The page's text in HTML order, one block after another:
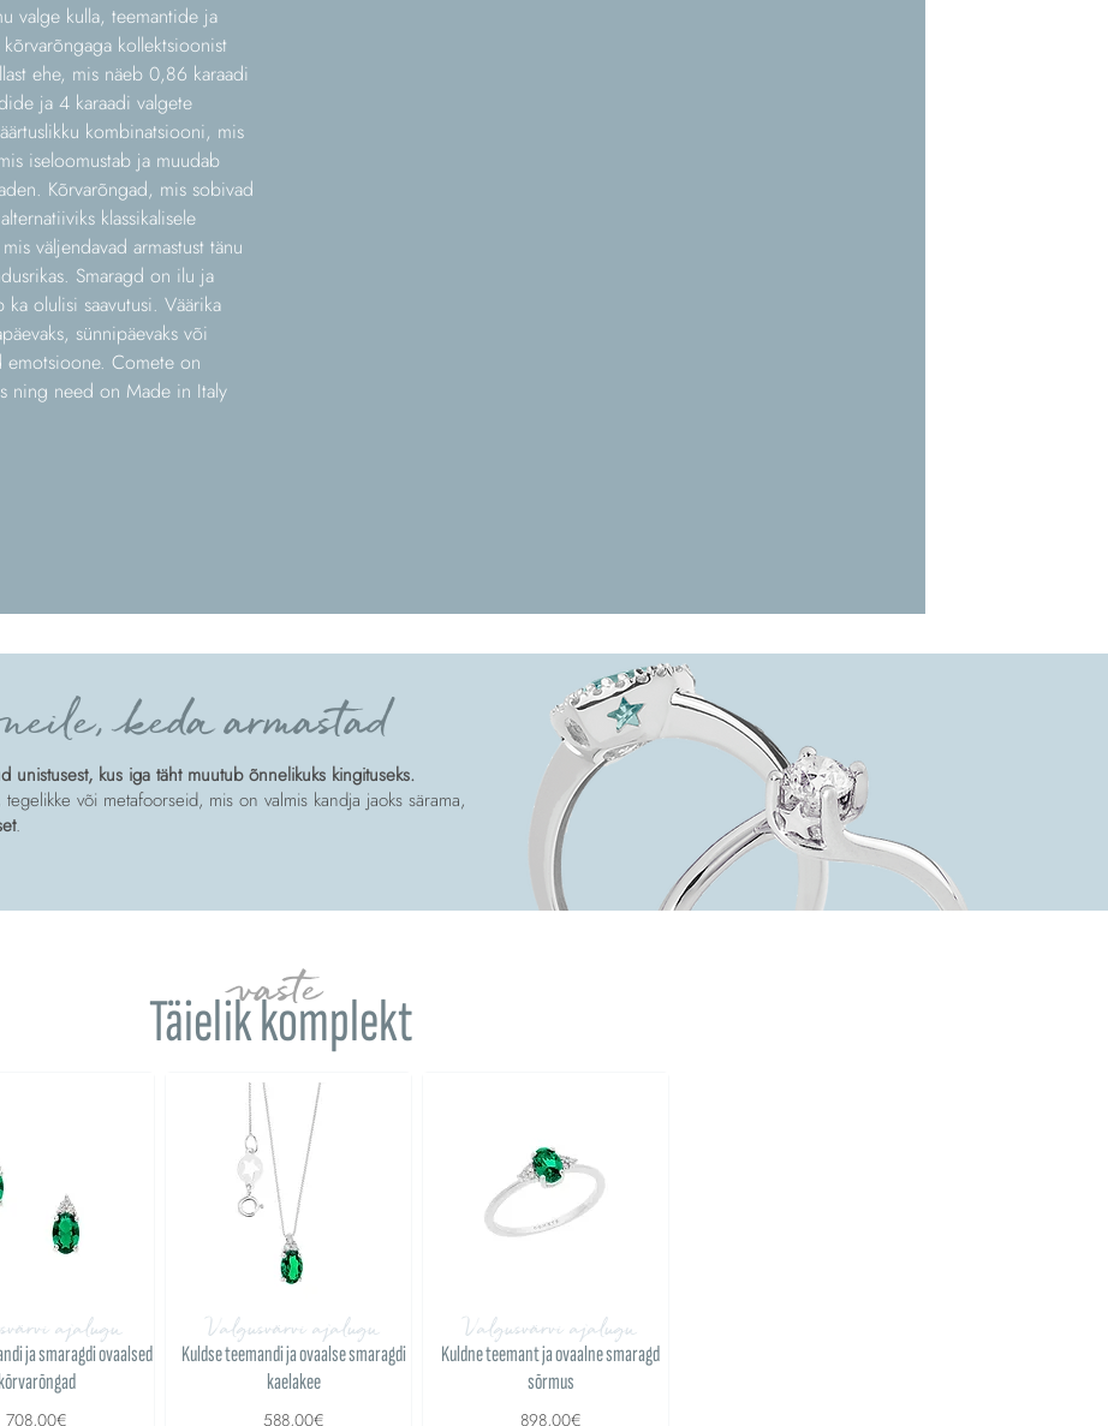
valge kulla, teemantide ja
kollektsioonist
ehe, mis näeb 0,86 karaadi
ja 4 karaadi valgete
kombinatsiooni, mis
iseloomustab ja muudab
Kõrvarõngad, mis sobivad
klassikalisele
väljendavad armastust tänu
Smaragd on ilu ja
olulisi saavutusi. Väärika
sünnipäevaks või
emotsioone. Comete on
ning need on Made in Italy
keda armastad
unistusest, kus iga täht muutub õnnelikuks kingituseks.
või metafoorseid, mis on valmis kandja jaoks särama,
.
Täielik komplekt
vaste
ajalugu
ja smaragdi ovaalsed
kõrvarõngad
708,00€
Valgusvärvi ajalugu
Kuldse teemandi ja ovaalse smaragdi
kaelakee
588,00€
Valgusvärvi ajalugu
Kuldne teemant ja ovaalne smaragd
sõrmus
898,00€